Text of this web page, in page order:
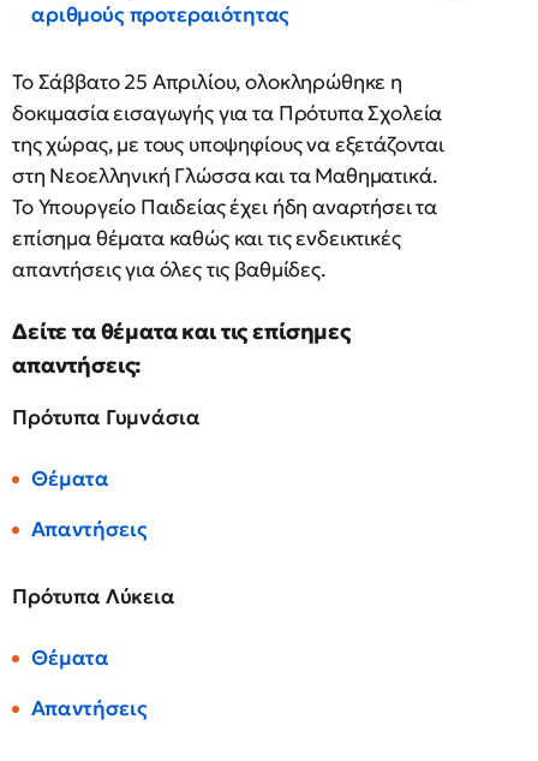
αριθμούς προτεραιότητας
Το Σάββατο 25 Απριλίου, ολοκληρώθηκε η
δοκιμασία εισαγωγής για τα Πρότυπα Σχολεία
της χώρας, με τους υποψηφίους να εξετάζονται
στη Νεοελληνική Γλώσσα και τα Μαθηματικά.
Το Υπουργείο Παιδείας έχει ήδη αναρτήσει τα
επίσημα θέματα καθώς και τις ενδεικτικές
απαντήσεις για όλες τις βαθμίδες.
Δείτε τα θέματα και τις επίσημες
απαντήσεις:
Πρότυπα Γυμνάσια
Θέματα
Απαντήσεις
Πρότυπα Λύκεια
Θέματα
Απαντήσεις